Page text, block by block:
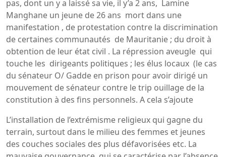
pas, dont un y a laissé sa vie, il y’a 2 ans, Lamine
Manghane un jeune de 26 ans mort dans une
manifestation , de protestation contre la discrimination
de certaines communautés de Mauritanie ; du droit à
obtention de leur état civil . La répression aveugle qui
touche les dirigeants politiques ; les élus locaux (le cas
du sénateur O/ Gadde en prison pour avoir dirigé un
mouvement de sénateur contre le trip ouillage de la
constitution à des fins personnels. A cela s’ajoute
L’installation de l’extrémisme religieux qui gagne du
terrain, surtout dans le milieu des femmes et jeunes
des couches sociales des plus défavorisées etc. La